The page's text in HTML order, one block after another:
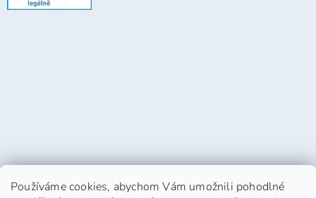
Používáme cookies, abychom Vám umožnili pohodlné